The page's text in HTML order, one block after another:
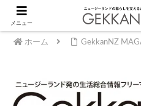
ホーム GekkanNZ
メニュー